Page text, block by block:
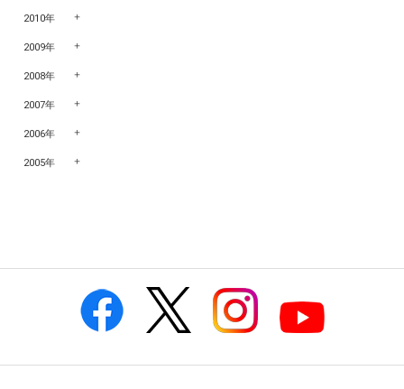
2010年
2009年
2008年
2007年
2006年
2005年